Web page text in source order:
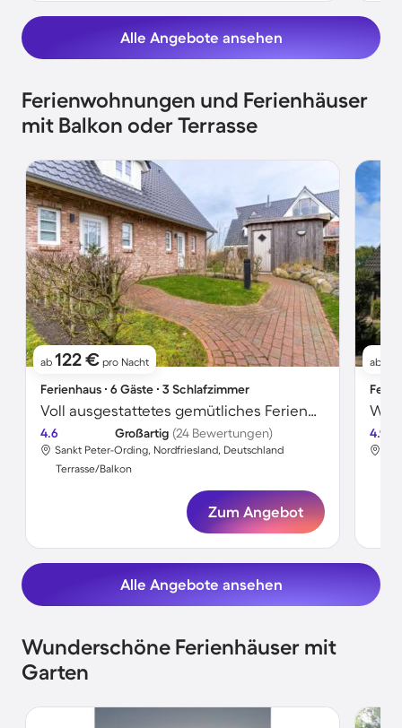
Alle Angebote ansehen
Ferienwohnungen und Ferienhäuser
mit Balkon oder Terrasse
ab 122 € pro Nacht
Ferienhaus ∙ 6 Gäste ∙ 3 Schlafzimmer
Voll ausgestattetes gemütliches Ferienhaus mit Garten, Sauna und Terrasse | Haustiere sind willkommen
4.6 Großartig (24 Bewertungen)
Sankt Peter-Ording, Nordfriesland, Deutschland
Terrasse/Balkon
Zum Angebot
ab
4.9
Alle Angebote ansehen
Wunderschöne Ferienhäuser mit
Garten